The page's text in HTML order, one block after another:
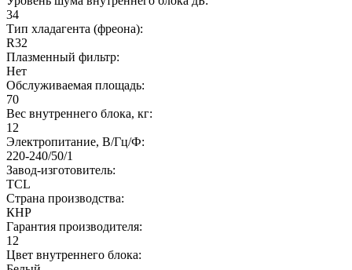
34
Тип хладагента (фреона):
R32
Плазменный фильтр:
Нет
Обслуживаемая площадь:
70
Вес внутреннего блока, кг:
12
Электропитание, В/Гц/Ф:
220-240/50/1
Завод-изготовитель:
TCL
Страна производства:
КНР
Гарантия производителя:
12
Цвет внутреннего блока: